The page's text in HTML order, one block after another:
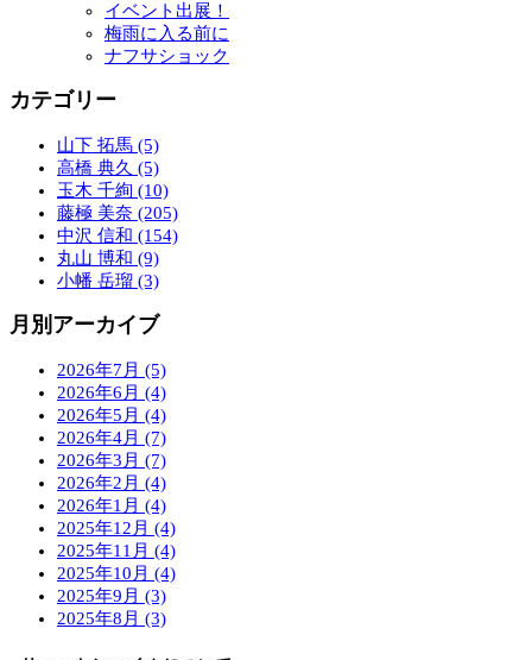
イベント出展！
梅雨に入る前に
ナフサショック
カテゴリー
山下 拓馬 (5)
高橋 典久 (5)
玉木 千絢 (10)
藤極 美奈 (205)
中沢 信和 (154)
丸山 博和 (9)
小幡 岳瑠 (3)
月別アーカイブ
2026年7月 (5)
2026年6月 (4)
2026年5月 (4)
2026年4月 (7)
2026年3月 (7)
2026年2月 (4)
2026年1月 (4)
2025年12月 (4)
2025年11月 (4)
2025年10月 (4)
2025年9月 (3)
2025年8月 (3)